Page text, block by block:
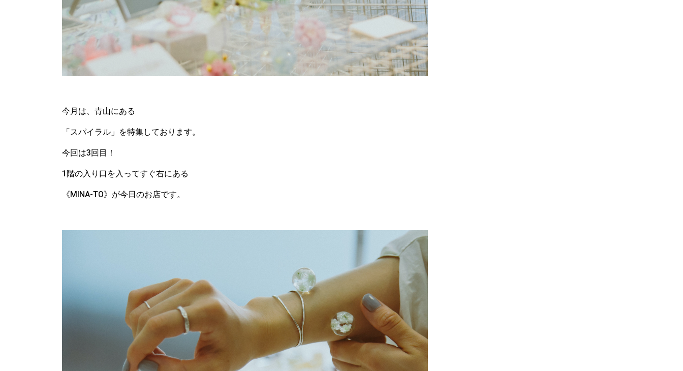
今月は、 青山にある
「スパイラル」 を特集しております。
今回は3回目！
1階の入り口を入ってすぐ右にある
《MINA-TO》 が今日のお店です。